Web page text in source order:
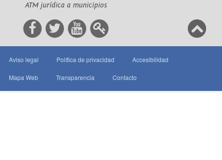
ATM jurídica a municipios
Aviso legal Política de privacidad Accesibilidad
Mapa Web Transparencia Contacto